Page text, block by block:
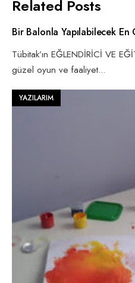
Related Posts
Bir Balonla Yapılabilecek
Tübitak’ın EĞLENDİRİCİ VE
güzel oyun ve faaliyet...
YAZILARIM